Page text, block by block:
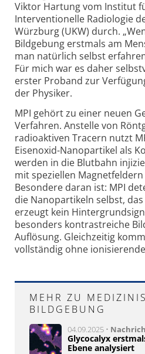
Viktor Hartung vom Institut
Interventionelle Radiologie
Würzburg (UKW) durch.
Bildgebung erstmals am
man natürlich selbst
Für mich war es daher
erster Proband zur
der Physiker.
MPI gehört zu einer neuen
Verfahren. Anstelle von
radioaktiven Tracern nutzt
Eisenoxid-Nanopartikel als
werden in die Blutbahn
mit speziellen
Besondere daran ist: MPI
die Nanopartikeln selbst,
erzeugt kein
besonders kontrastreiche
Auflösung. Gleichzeitig
vollständig ohne
MEHR ZU
BILDGEBUNG
04.09.2025 •
Glycocalyx
Ebene analysiert